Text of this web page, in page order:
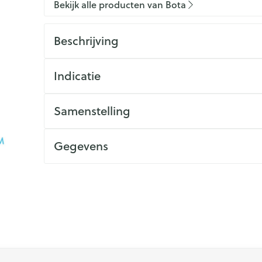
Bekijk alle producten van Bota
Beschrijving
Indicatie
Samenstelling
Gegevens